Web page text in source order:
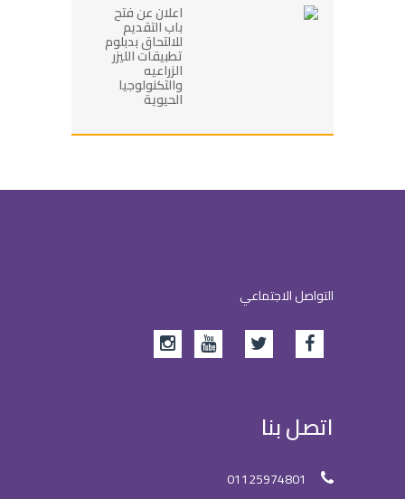
اعلان عن فتح
باب التقديم
للالتحاق بدبلوم
تطبيقات الليزر
الزراعيه
والتكنولوجيا
الحيوية
التواصل الاجتماعي
اتصل بنا
01125974801